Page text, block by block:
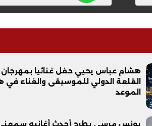
هشام عباس يحيي حفل غنائيا بمهرجان
القلعة الدولي للموسيقى والغناء في
الموعد
يونس مرسي يطرح أحدث أغانيه